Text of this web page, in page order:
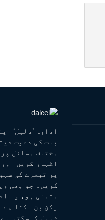
ادارہ ’دلیل‘
بات کی دعوت
مختلف مسائل
اظہار کریں
پر تبصرے کی
کریں۔ جو بھی
متمنی ہو، وہ
رکن بن سکتا ہے
شامل کرسکتا ہے۔